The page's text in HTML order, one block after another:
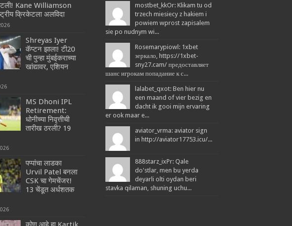
Kane Williamson
क्रिकेटला अलविदा
Shreyas Iyer
कॅप्टन झाला! टी20
ची पुन्हा मुंबईकराच्या
खांद्यावर, एशियन
MS Dhoni IPL
Retirement:
धोनीच्या निवृत्तीची
तारीख ठरली? 19
पप्पांचा लाडका
Urvil Patel बनला
CSK चा गेमचेंजर!
13 चेंडूत अर्धशतक
mostbet_kkOr: Klikam tu od
trzech miesiecy z hakiem i
powiem wprost zapisalem
sie po nudnym wi...
Rosemarypiowl: 1xbet
зеркало, https://1xbet-
sny27.cam/ предоставляет
шанс игрокам попадание к с...
lalabet_qxot: Ben hier nu
een maand of vier bezig en
dacht ik gooi mijn ervaring
er ook maar e...
aviator_vrma: aviator sign
in http://aviator17753.icu/...
888starz_ixPr: Qale
do'stlar, men bu yerda
deyarli olti oydan beri
stavka qilaman, shuning uchu...